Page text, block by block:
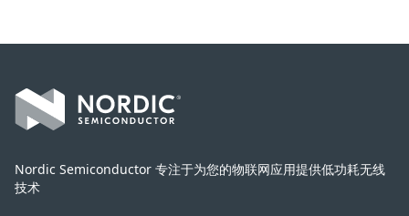
Nordic Semiconductor 专注于为您的物联网应用提供低功耗无线
技术